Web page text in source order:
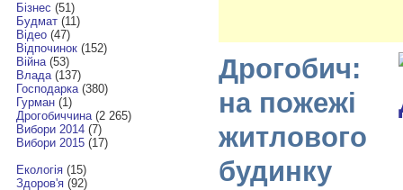
Бізнес (51)
Будмат(11)
Відео(47)
Відпочинок(152)
Війна(53)
Влада(137)
Господарка(380)
Гурман(1)
Дрогобиччина(2 265)
Вибори 2014(7)
Вибори 2015(17)
Екологія(15)
Здоров'я(92)
Дрогобич:
на пожежі
житлового
будинку